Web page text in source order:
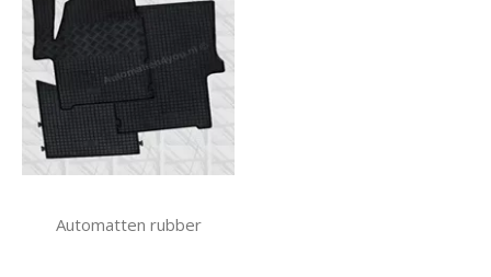
Automatten rubber